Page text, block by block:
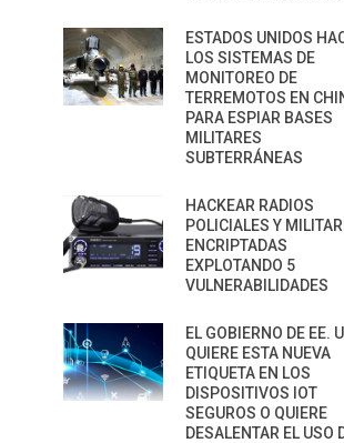
ESTADOS UNIDOS
LOS SISTEMAS DE
MONITOREO DE
TERREMOTOS EN
PARA ESPIAR BASES
MILITARES
SUBTERRÁNEAS
HACKEAR RADIOS
POLICIALES Y
ENCRIPTADAS
EXPLOTANDO 5
VULNERABILIDADES
EL GOBIERNO DE EE.
QUIERE ESTA NUEVA
ETIQUETA EN LOS
DISPOSITIVOS IOT
SEGUROS O QUIERE
DESALENTAR EL USO